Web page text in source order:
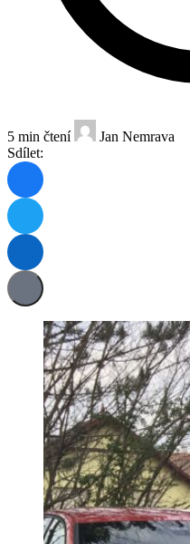
5 min čtení
Jan Nemrava
Sdílet: